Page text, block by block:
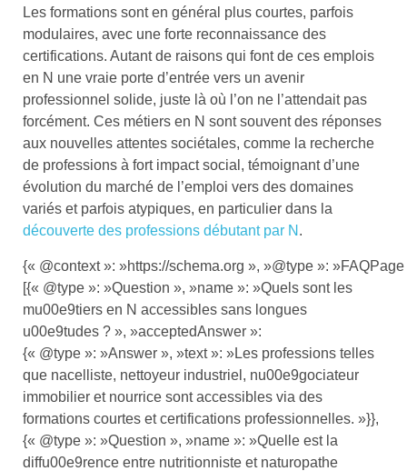
Les formations sont en général plus courtes, parfois
modulaires, avec une forte reconnaissance des
certifications. Autant de raisons qui font de ces emplois
en N une vraie porte d’entrée vers un avenir
professionnel solide, juste là où l’on ne l’attendait pas
forcément. Ces métiers en N sont souvent des réponses
aux nouvelles attentes sociétales, comme la recherche
de professions à fort impact social, témoignant d’une
évolution du marché de l’emploi vers des domaines
variés et parfois atypiques, en particulier dans la
découverte des professions débutant par N .
{« @context »: »https://schema.org », »@type »:
[{« @type »: »Question », »name »: »Quels sont les
mu00e9tiers en N accessibles sans longues
u00e9tudes ? », »acceptedAnswer »:
{« @type »: »Answer », »text »: »Les professions telles
que nacelliste, nettoyeur industriel, nu00e9gociateur
immobilier et nourrice sont accessibles via des
formations courtes et certifications professionnelles. »}},
{« @type »: »Question », »name »: »Quelle est la
diffu00e9rence entre nutritionniste et naturopathe